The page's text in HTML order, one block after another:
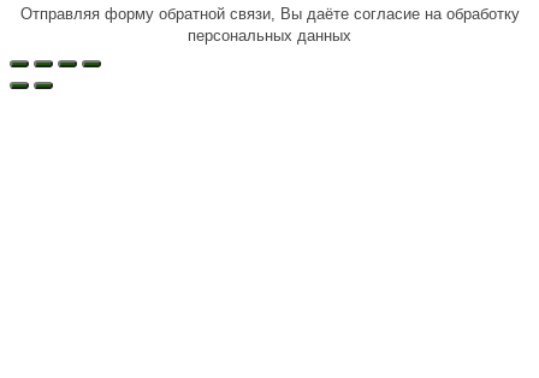
Отправляя форму обратной связи, Вы даёте согласие на обработку
персональных данных